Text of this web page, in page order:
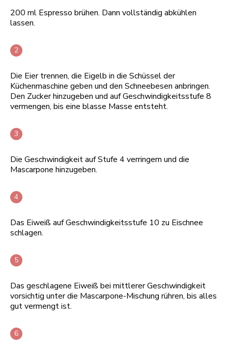
200 ml Espresso brühen. Dann vollständig abkühlen
lassen.
Die Eier trennen, die Eigelb in die Schüssel der
Küchenmaschine geben und den Schneebesen anbringen.
Den Zucker hinzugeben und auf Geschwindigkeitsstufe 8
vermengen, bis eine blasse Masse entsteht.
Die Geschwindigkeit auf Stufe 4 verringern und die
Mascarpone hinzugeben.
Das Eiweiß auf Geschwindigkeitsstufe 10 zu Eischnee
schlagen.
Das geschlagene Eiweiß bei mittlerer Geschwindigkeit
vorsichtig unter die Mascarpone-Mischung rühren, bis alles
gut vermengt ist.